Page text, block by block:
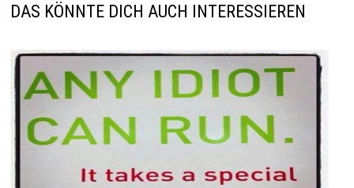
DAS KÖNNTE DICH AUCH INTERESSIEREN